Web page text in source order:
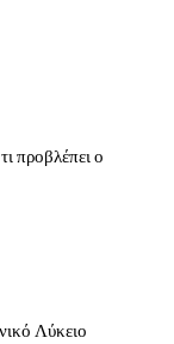
προβλέπει ο
Λύκειο